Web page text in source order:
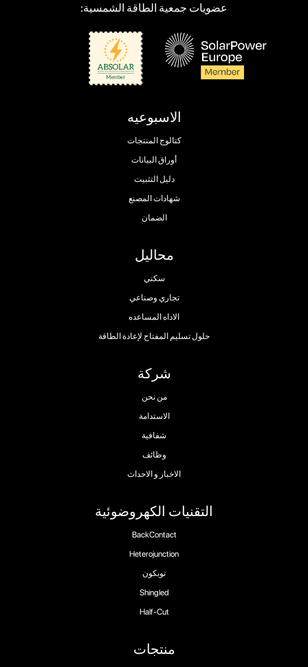
منتجات
التقنيات الكهروضوئية
BackContact
Heterojunction
توبكون
Shingled
Half-Cut
شركة
من نحن
الاستدامة
شفافية
وظائف
الاخبار و الاحداث
محاليل
سكني
تجاري وصناعي
الاداه المساعده
حلول تسليم المفتاح لإعادة الطاقة
الاسبوعيه
كتالوج المنتجات
أوراق البيانات
دليل التثبيت
شهادات المصنع
الضمان
عضويات جمعية الطاقة الشمسية: